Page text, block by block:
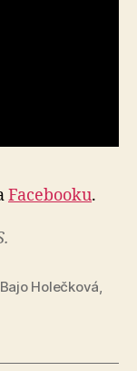
Facebooku.
Holečková,